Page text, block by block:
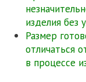
изделия без
Размер
отличаться
в процессе